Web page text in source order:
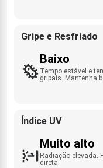
Gripe e Resfriado
Baixo
Tempo estável e
gripais. Mantenha
Índice UV
Muito alto
Radiação elevada.
direta.